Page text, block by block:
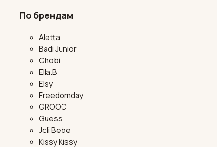
По брендам
Aletta
Badi Junior
Chobi
Ella.B
Elsy
Freedomday
GROOC
Guess
Joli Bebe
Kissy Kissy